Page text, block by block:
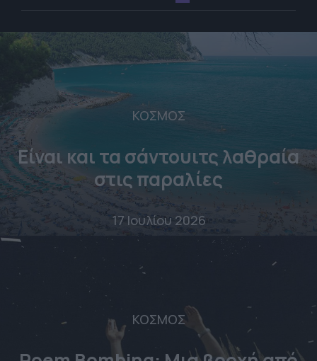
ΚΟΣΜΟΣ
Είναι και τα σάντουιτς λαθραία
στις παραλίες
17 Ιουλίου 2026
ΚΟΣΜΟΣ